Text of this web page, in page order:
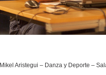
Mikel Aristegui – Danza y Deporte –